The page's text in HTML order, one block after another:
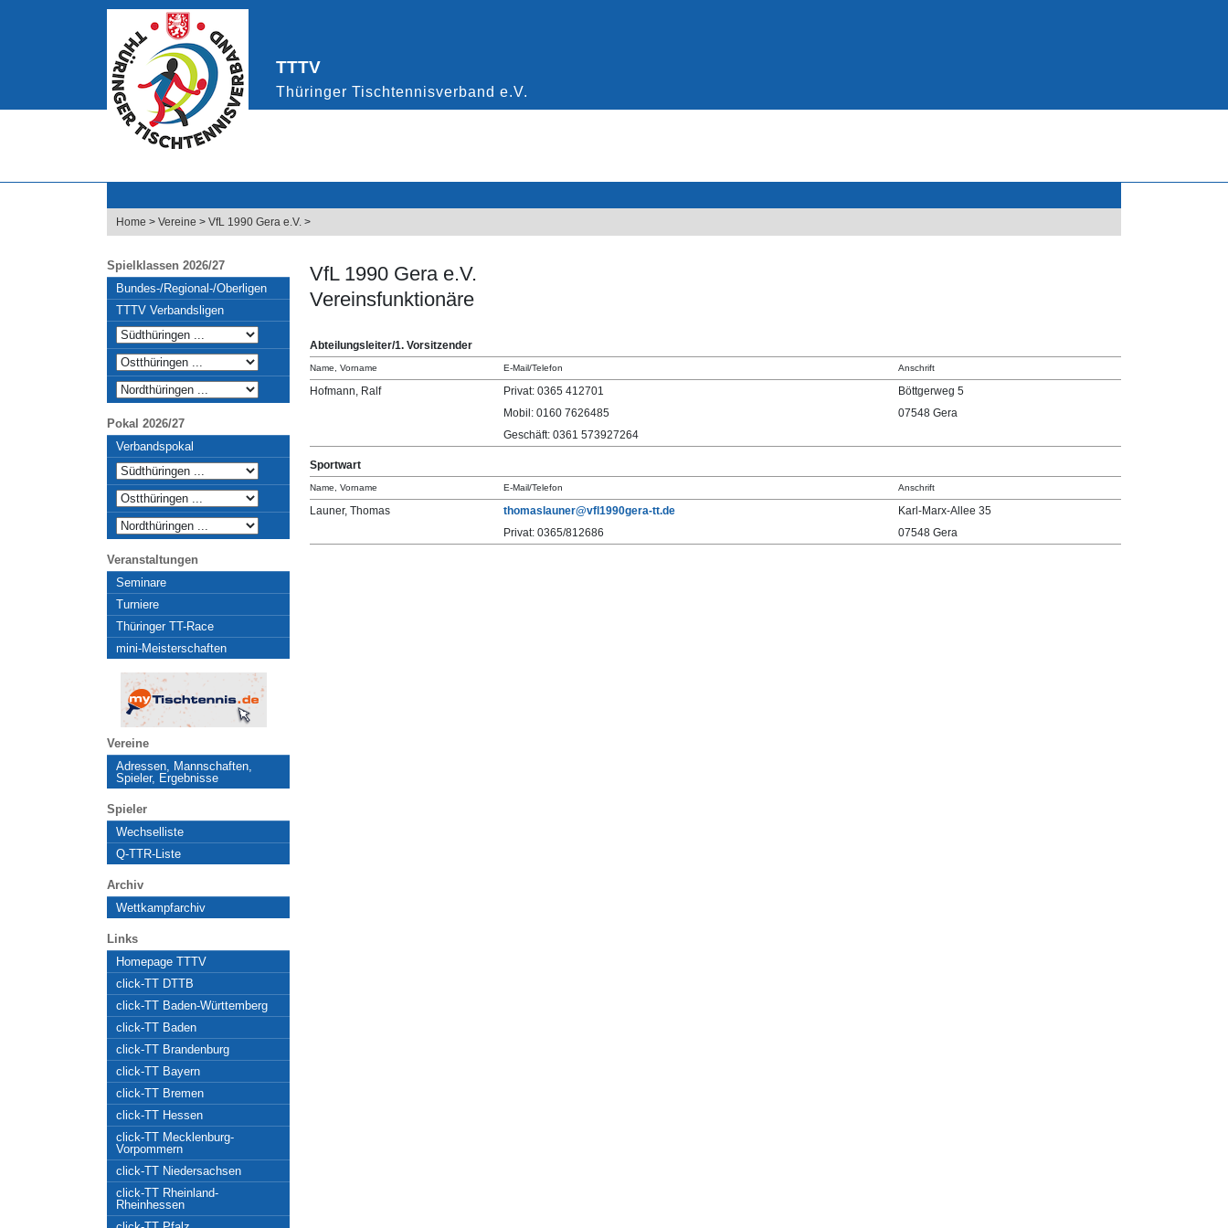
Home > Vereine > VfL 1990 Gera e.V. >
Spielklassen 2026/27
Bundes-/Regional-/Oberligen
TTTV Verbandsligen
Pokal 2026/27
Verbandspokal
Veranstaltungen
Seminare
Turniere
Thüringer TT-Race
mini-Meisterschaften
Vereine
Adressen, Mannschaften,
Spieler, Ergebnisse
Spieler
Wechselliste
Q-TTR-Liste
Archiv
Wettkampfarchiv
Links
Homepage TTTV
click-TT DTTB
click-TT Baden-Württemberg
click-TT Baden
click-TT Brandenburg
click-TT Bayern
click-TT Bremen
click-TT Hessen
click-TT Mecklenburg-
Vorpommern
click-TT Niedersachsen
click-TT Rheinland-
Rheinhessen
VfL 1990 Gera e.V.
Vereinsfunktionäre
Abteilungsleiter/1. Vorsitzender
Name, Vorname E-Mail/Telefon Anschrift
Hofmann, Ralf
Privat: 0365 412701
Mobil: 0160 7626485
Geschäft: 0361 573927264
Böttgerweg 5
07548 Gera
Sportwart
Name, Vorname E-Mail/Telefon Anschrift
Launer, Thomas
thomaslauner@vfl1990gera-tt.de
Privat: 0365/812686
Karl-Marx-Allee 35
07548 Gera